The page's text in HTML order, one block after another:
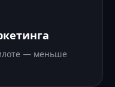
— меньше